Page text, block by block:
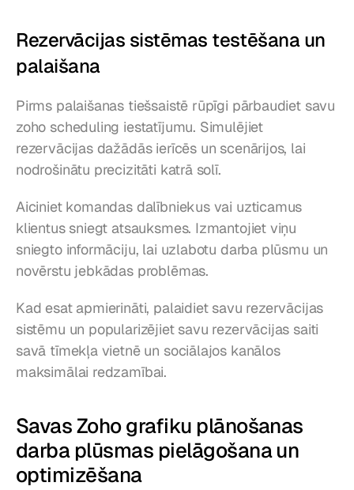
Rezervācijas sistēmas testēšana un
palaišana
Pirms palaišanas tiešsaistē rūpīgi pārbaudiet savu
zoho scheduling iestatījumu. Simulējiet
rezervācijas dažādās ierīcēs un scenārijos, lai
nodrošinātu precizitāti katrā solī.
Aiciniet komandas dalībniekus vai uzticamus
klientus sniegt atsauksmes. Izmantojiet viņu
sniegto informāciju, lai uzlabotu darba plūsmu un
novērstu jebkādas problēmas.
Kad esat apmierināti, palaidiet savu rezervācijas
sistēmu un popularizējiet savu rezervācijas saiti
savā tīmekļa vietnē un sociālajos kanālos
maksimālai redzamībai.
Savas Zoho grafiku plānošanas
darba plūsmas pielāgošana un
optimizēšana